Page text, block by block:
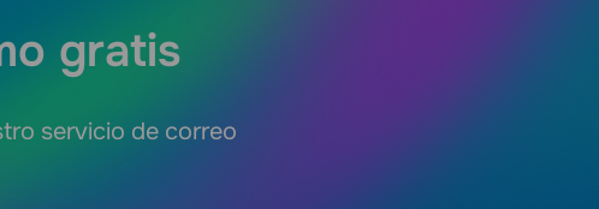
gratis
servicio de correo